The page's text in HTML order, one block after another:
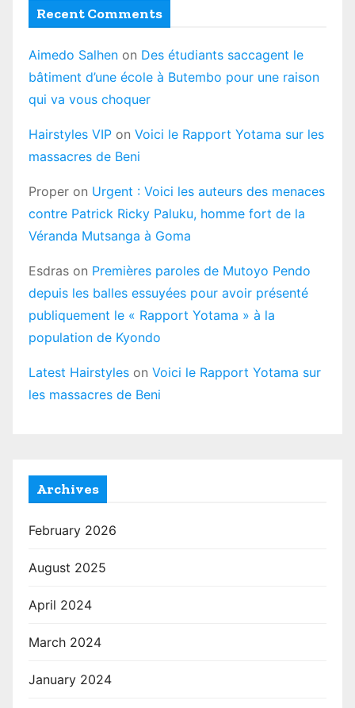
Recent Comments
Aimedo Salhen on Des étudiants saccagent le
bâtiment d’une école à Butembo pour une raison
qui va vous choquer
Hairstyles VIP on Voici le Rapport Yotama sur les
massacres de Beni
Proper on Urgent : Voici les auteurs des menaces
contre Patrick Ricky Paluku, homme fort de la
Véranda Mutsanga à Goma
Esdras on Premières paroles de Mutoyo Pendo
depuis les balles essuyées pour avoir présenté
publiquement le « Rapport Yotama » à la
population de Kyondo
Latest Hairstyles on Voici le Rapport Yotama sur
les massacres de Beni
Archives
February 2026
August 2025
April 2024
March 2024
January 2024